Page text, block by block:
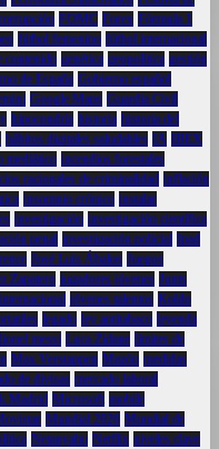
FOMC Forex Fórmula 1
fútbol femenino fútbol internacional
contenido genética geopolítica gestión
de España Gobierno español
Google Maps Guardia Civil
hipocondría historia historia del
hábitos digitales saludables IA IBEX
mediático incendios forestales
racionales de criminalidad inflación
insomnio crónico instalar
investigación investigación científica
penal investigación policial Ipad
José Luis Ábalos Juegos
Zapatero jugadores jóvenes Junts
jóvenes talentos Koldo
legado ley antitabaco leyenda
lionel messi Luca Zidane límites de
Max Verstappen Mazón medidas
de divisas mercado laboral
Madrid Microsoft mobile
Mundial 2026 Mundial de
Netanyahu Netflix niveles clave